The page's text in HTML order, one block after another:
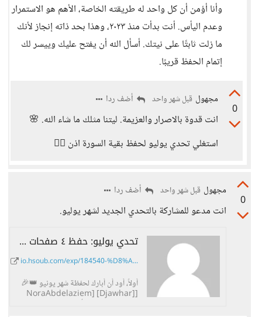
وأنا أؤمن أن كل واحد له طريقته الخاصة، الأهم هو الاستمرار
وعدم اليأس. أنت بدأت منذ ٢٠٢٣، وهذا بحد ذاته إنجاز لأنك
ما زلت ثابتًا على نيتك. أسأل الله أن يفتح عليك وييسر لك
إتمام الحفظ قريبًا.
0
مجهول قبل شهر واحد أضف ردا
انت قدوة بالاصرار والعزيمة. ليتنا مثلك ما شاء الله. 🌸
استغلي تحدي يوليو لحفظ بقية السورة اذن 👍🏻
0
مجهول قبل شهر واحد أضف ردا
انت مدعو للمشاركة بالتحدي الجديد لشهر يوليو.
تحدي يوليو: حفظ ٤ صفحات من القرءان. - حسوب I/O
io.hsoub.com/exp/184540-%D8%A...
أولاً، أود أن أبارك لحفظة شهر يونيو 👑🎉
[NoraAbdelaziem] [Djawhar]